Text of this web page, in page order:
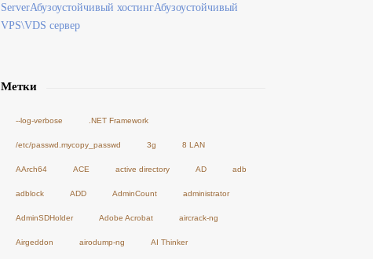
ServerАбузоустойчивый хостингАбузоустойчивый
VPS\VDS сервер
Метки
--log-verbose .NET Framework
/etc/passwd.mycopy_passwd 3g 8 LAN
AArch64 ACE active directory AD adb
adblock ADD AdminCount administrator
AdminSDHolder Adobe Acrobat aircrack-ng
Airgeddon airodump-ng AI Thinker